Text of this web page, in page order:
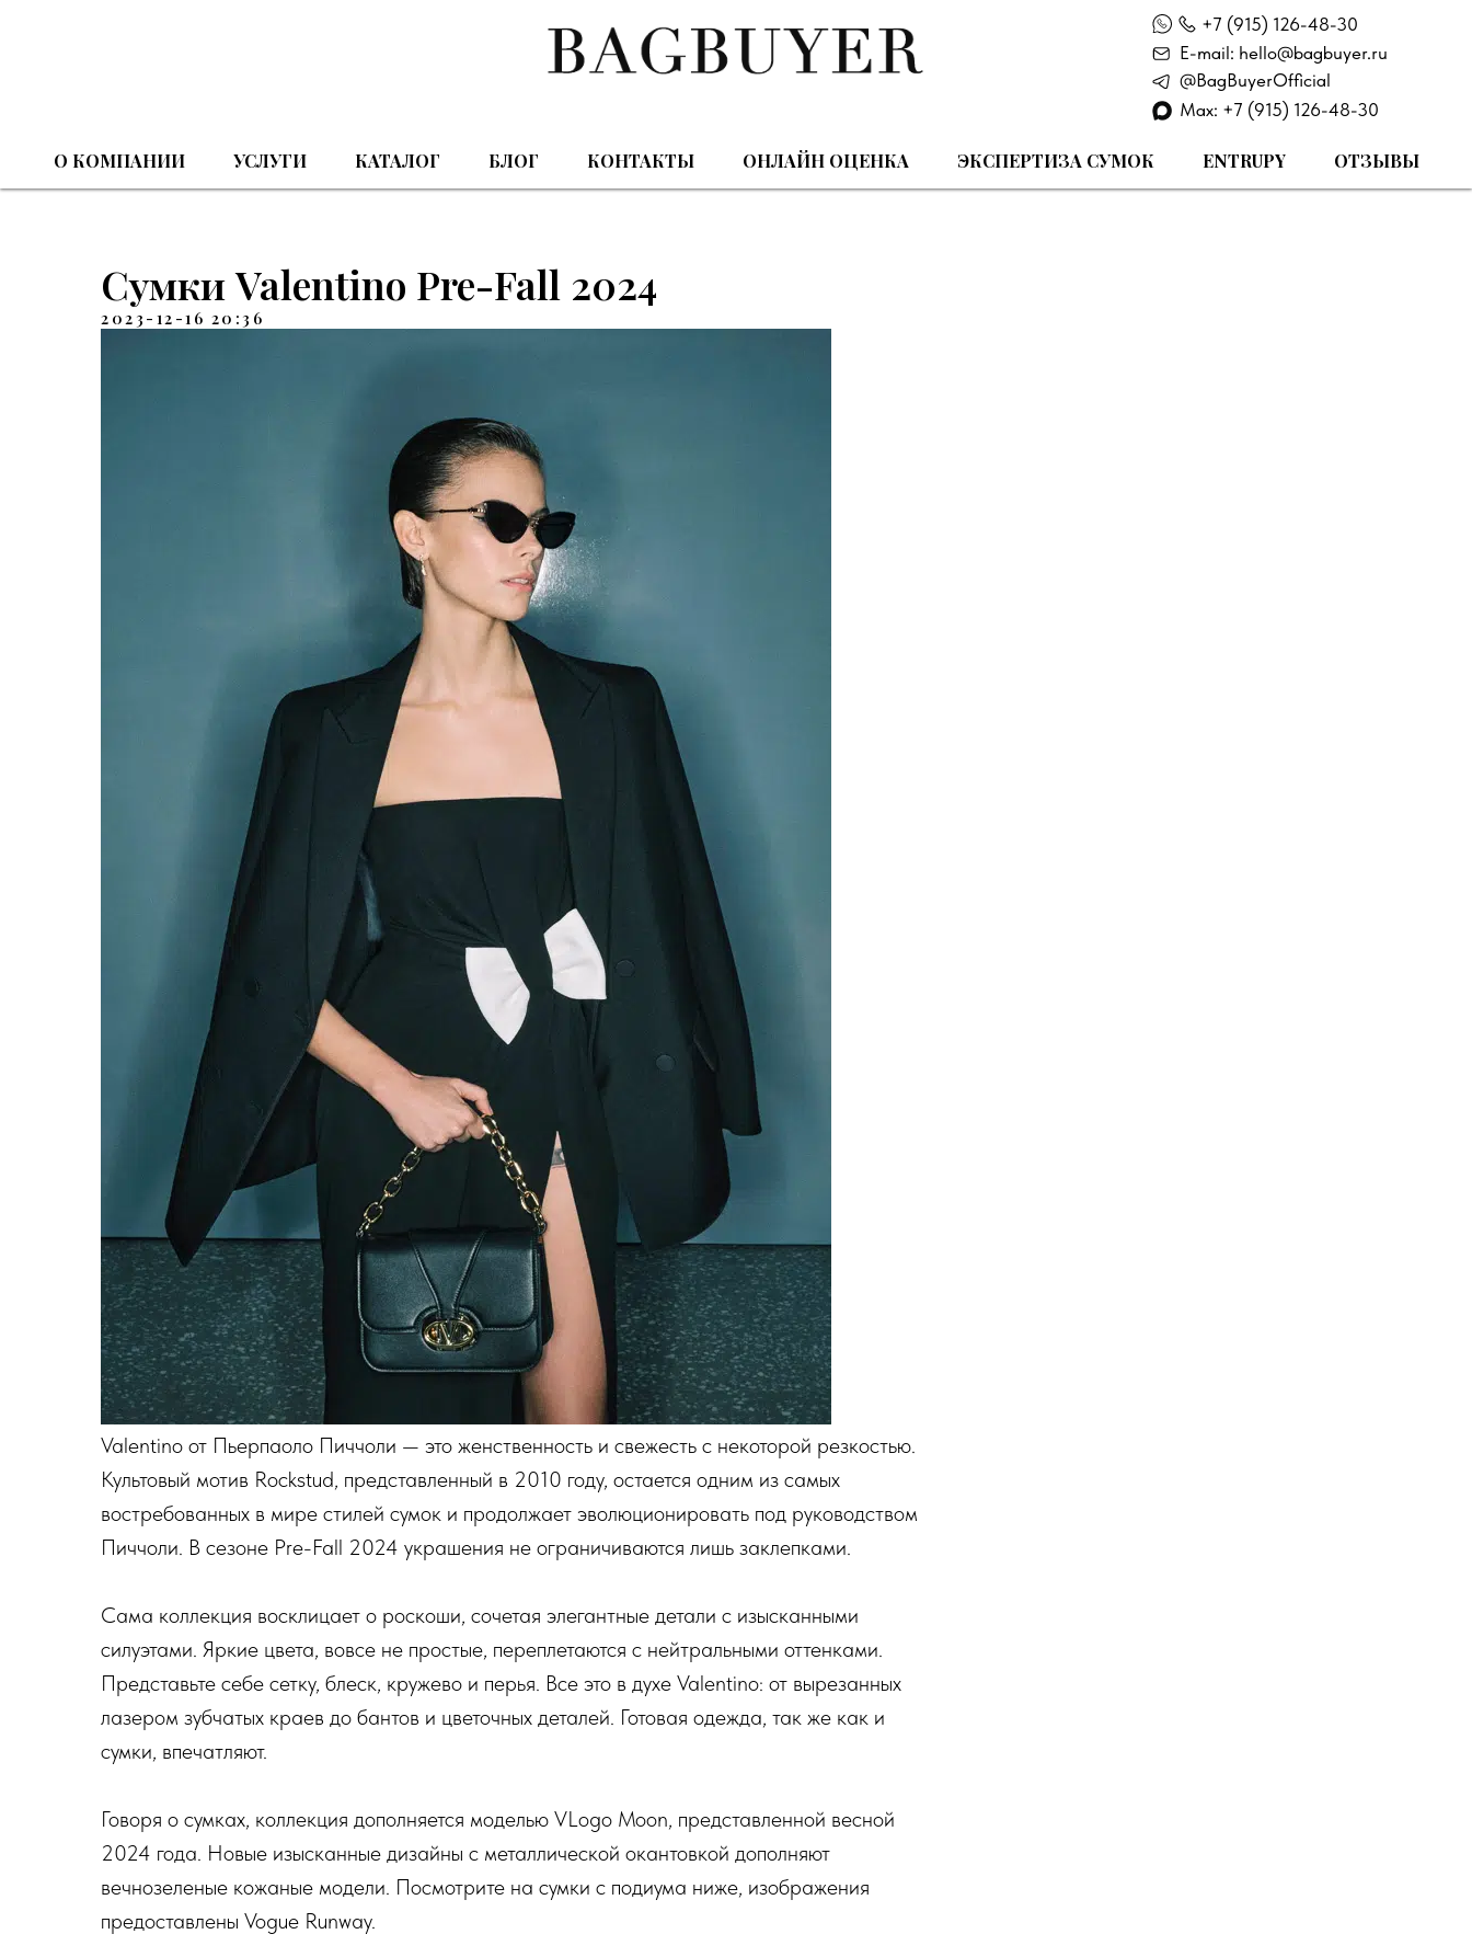
E-mail: hello@bagbuyer.ru
+7 (915) 126-48-30
@BagBuyerOfficial
Max: +7 (915) 126-48-30
О КОМПАНИИ УСЛУГИ КАТАЛОГ БЛОГ КОНТАКТЫ ОНЛАЙН ОЦЕНКА ЭКСПЕРТИЗА СУМОК ENTRUPY ОТЗЫВЫ
Сумки Valentino Pre-Fall 2024
2023-12-16 20:36
Valentino от Пьерпаоло Пиччоли — это женственность и свежесть с некоторой резкостью.
Культовый мотив Rockstud, представленный в 2010 году, остается одним из самых
востребованных в мире стилей сумок и продолжает эволюционировать под руководством
Пиччоли. В сезоне Pre-Fall 2024 украшения не ограничиваются лишь заклепками.
Сама коллекция восклицает о роскоши, сочетая элегантные детали с изысканными
силуэтами. Яркие цвета, вовсе не простые, переплетаются с нейтральными оттенками.
Представьте себе сетку, блеск, кружево и перья. Все это в духе Valentino: от вырезанных
лазером зубчатых краев до бантов и цветочных деталей. Готовая одежда, так же как и
сумки, впечатляют.
Говоря о сумках, коллекция дополняется моделью VLogo Moon, представленной весной
2024 года. Новые изысканные дизайны с металлической окантовкой дополняют
вечнозеленые кожаные модели. Посмотрите на сумки с подиума ниже, изображения
предоставлены Vogue Runway.